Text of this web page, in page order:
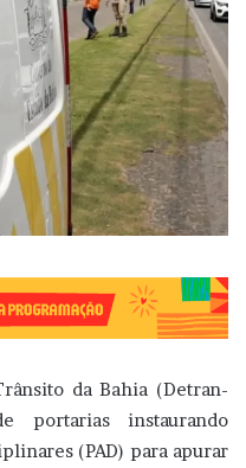
da Bahia (Detran-
portarias instaurando
(PAD) para apurar